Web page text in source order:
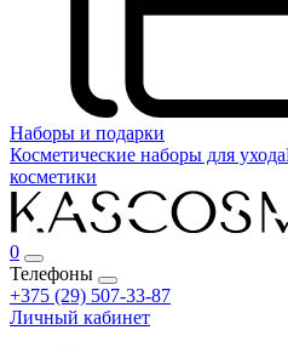
Наборы и подарки
Косметические наборы для ухода
косметики
0
Телефоны
+375 (29) 507-33-87
Личный кабинет